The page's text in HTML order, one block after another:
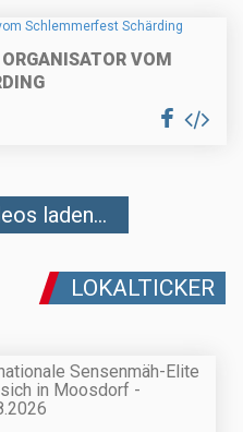
VOM
laden...
LOKALTICKER
Sensenmäh-Elite
in Moosdorf -